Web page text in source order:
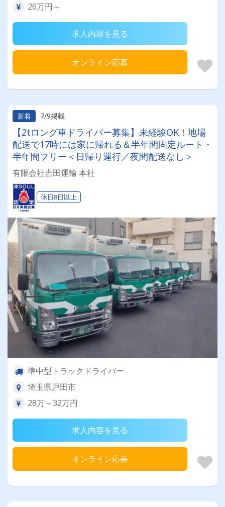
26万円～
求人内容を見る
オンライン応募
新着 7/9掲載
【2tロング車ドライバー募集】未経験OK！地場
配送で17時には家に帰れる＆半年間固定ルート・
半年間フリー＜日帰り運行／夜間配送なし＞
有限会社吉田運輸 本社
休日8日以上
準中型トラックドライバー
埼玉県戸田市
28万～32万円
求人内容を見る
オンライン応募